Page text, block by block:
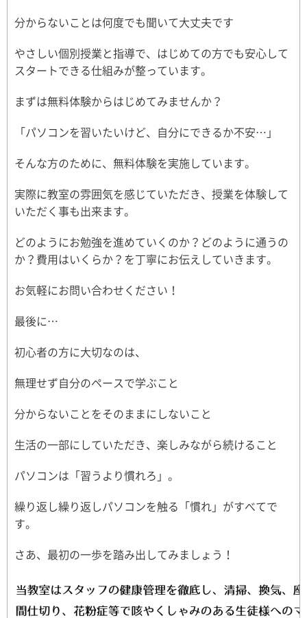
分からないことは何度でも聞いて大丈夫です
やさしい個別授業と指導で、はじめての方でも安心して
スタートできる仕組みが整っています。
まずは無料体験からはじめてみませんか？
「パソコンを習いたいけど、自分にできるか不安…」
そんな方のために、無料体験を実施しています。
実際に教室の雰囲気を感じていただき、授業を体験して
いただく事も出来ます。
どのようにお勉強を進めていくのか？どのように通うの
か？費用はいくらか？を丁寧にお伝えしていきます。
お気軽にお問い合わせください！
最後に…
初心者の方に大切なのは、
無理せず自分のペースで学ぶこと
分からないことをそのままにしないこと
生活の一部にしていただき、楽しみながら続けること
パソコンは「習うより慣れろ」。
繰り返し繰り返しパソコンを触る「慣れ」がすべてで
す。
さあ、最初の一歩を踏み出してみましょう！